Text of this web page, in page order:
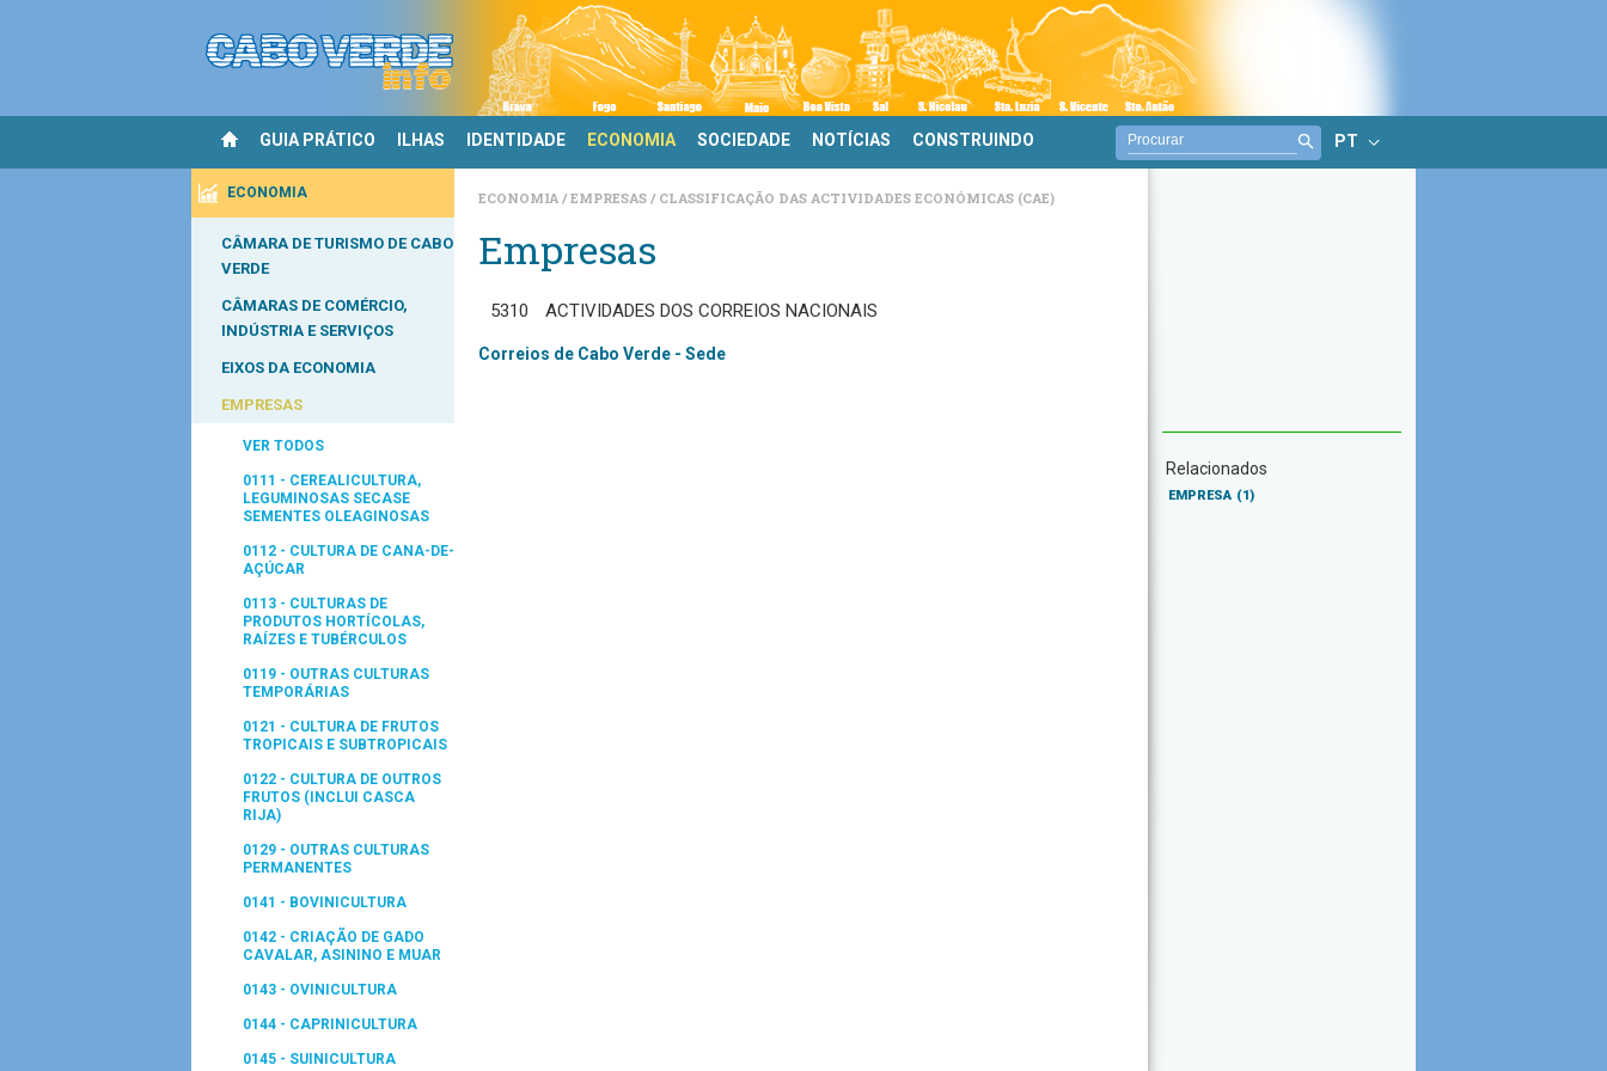
GUIA PRÁTICO ILHAS IDENTIDADE ECONOMIA SOCIEDADE NOTÍCIAS CONSTRUINDO PT
ECONOMIA
CÂMARA DE TURISMO DE CABO
VERDE
CÂMARAS DE COMÉRCIO,
INDÚSTRIA E SERVIÇOS
EIXOS DA ECONOMIA
EMPRESAS
VER TODOS
0111 - CEREALICULTURA,
LEGUMINOSAS SECASE
SEMENTES OLEAGINOSAS
0112 - CULTURA DE CANA-DE-
AÇÚCAR
0113 - CULTURAS DE
PRODUTOS HORTÍCOLAS,
RAÍZES E TUBÉRCULOS
0119 - OUTRAS CULTURAS
TEMPORÁRIAS
0121 - CULTURA DE FRUTOS
TROPICAIS E SUBTROPICAIS
0122 - CULTURA DE OUTROS
FRUTOS (INCLUI CASCA
RIJA)
0129 - OUTRAS CULTURAS
PERMANENTES
0141 - BOVINICULTURA
0142 - CRIAÇÃO DE GADO
CAVALAR, ASININO E MUAR
0143 - OVINICULTURA
0144 - CAPRINICULTURA
0145 - SUINICULTURA
ECONOMIA EMPRESAS CLASSIFICAÇÃO DAS ACTIVIDADES ECONÓMICAS (CAE)
Empresas
5310 ACTIVIDADES DOS CORREIOS NACIONAIS
Correios de Cabo Verde - Sede
Relacionados
EMPRESA (1)